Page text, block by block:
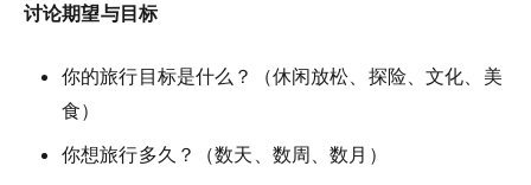
讨论期望与目标
你的旅行目标是什么？（休闲放松、探险、文化、美
食）
你想旅行多久？（数天、数周、数月）